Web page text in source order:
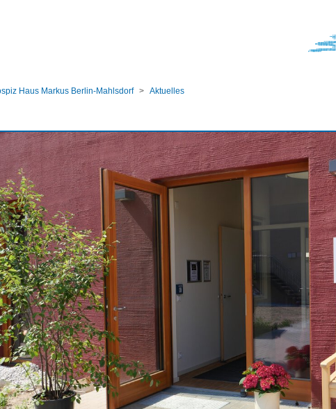
Haus Markus Berlin-Mahlsdorf Aktuelles